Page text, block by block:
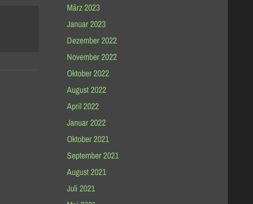
März 2023
Januar 2023
Dezember 2022
November 2022
Oktober 2022
August 2022
April 2022
Januar 2022
Oktober 2021
September 2021
August 2021
Juli 2021